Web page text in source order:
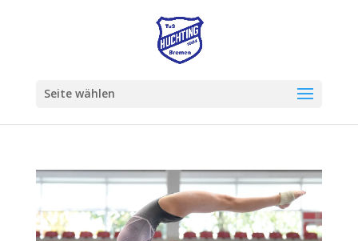
Seite wählen